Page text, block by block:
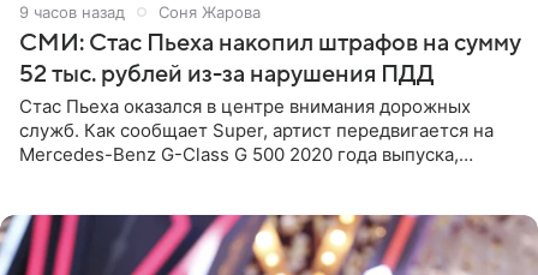
9 часов назад Соня Жарова
СМИ: Стас Пьеха накопил штрафов на сумму
52 тыс. рублей из-за нарушения ПДД
Стас Пьеха оказался в центре внимания дорожных
служб. Как сообщает Super, артист передвигается на
Mercedes-Benz G-Class G 500 2020 года выпуска,